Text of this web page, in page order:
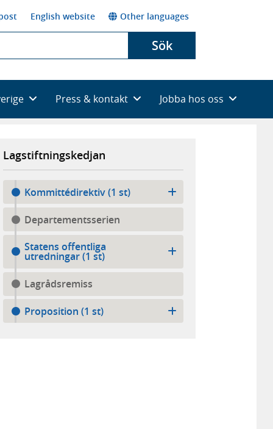
English website Other languages
Sök
Press & kontakt Jobba hos oss
Lagstiftningskedjan
Kommittédirektiv (1 st)
Departementsserien
Statens offentliga
utredningar (1 st)
Lagrådsremiss
Proposition (1 st)